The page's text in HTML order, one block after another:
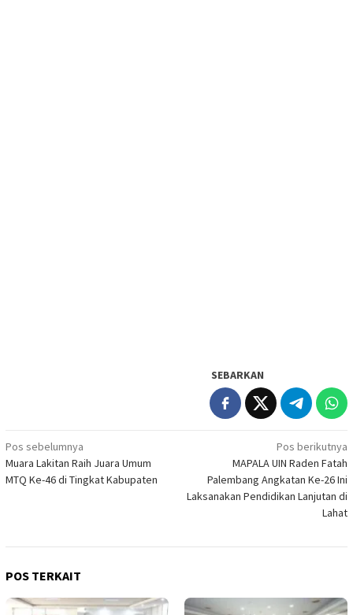
SEBARKAN
Navigasi
pos
Pos sebelumnya
Muara Lakitan Raih Juara Umum
MTQ Ke-46 di Tingkat Kabupaten
Pos berikutnya
MAPALA UIN Raden Fatah
Palembang Angkatan Ke-26 Ini
Laksanakan Pendidikan Lanjutan di
Lahat
POS TERKAIT